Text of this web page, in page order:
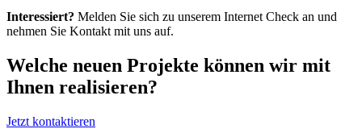
Interessiert? Melden Sie sich zu unserem Internet Check an und
nehmen Sie Kontakt mit uns auf.
Welche neuen Projekte können wir mit
Ihnen realisieren?
Jetzt kontaktieren